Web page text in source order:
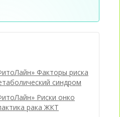
Факторы риска
синдром
Риски онко
рака ЖКТ